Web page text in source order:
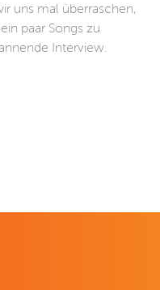
uns mal überraschen,
paar Songs zu
Interview.